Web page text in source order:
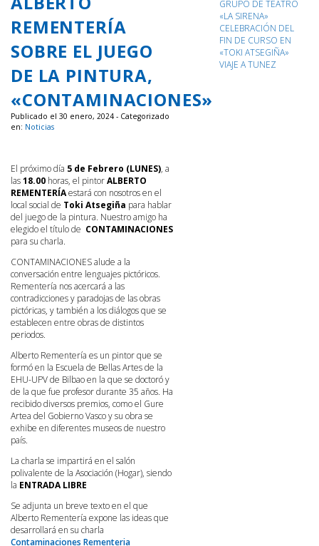
REMENTERÍA
SOBRE EL JUEGO
DE LA PINTURA,
«CONTAMINACIONES»
Publicado el 30 enero, 2024 - Categorizado
en: Noticias
El próximo día 5 de Febrero (LUNES), a
las18.00 horas, el pintorALBERTO
REMENTERÍAestará con nosotros en el
local social de Toki Atsegiña para hablar
del juego de la pintura. Nuestro amigo ha
elegido el título de CONTAMINACIONES
para su charla.
CONTAMINACIONES alude a la
conversación entre lenguajes pictóricos.
Rementería nos acercará a las
contradicciones y paradojas de las obras
pictóricas, y también a los diálogos que se
establecen entre obras de distintos
periodos.
Alberto Rementería es un pintor que se
formó en la Escuela de Bellas Artes de la
EHU-UPV de Bilbao en la que se doctoró y
de la que fue profesor durante 35 años. Ha
recibido diversos premios, como el Gure
Artea del Gobierno Vasco y su obra se
exhibe en diferentes museos de nuestro
país.
La charla se impartirá en el salón
polivalente de la Asociación (Hogar), siendo
la ENTRADA LIBRE
Se adjunta un breve texto en el que
Alberto Rementería expone las ideas que
desarrollará en su charla
Contaminaciones Rementeria
GRUPO DE TEATRO
«LA SIRENA»
CELEBRACIÓN DEL
FIN DE CURSO EN
«TOKI ATSEGIÑA»
VIAJE A TUNEZ